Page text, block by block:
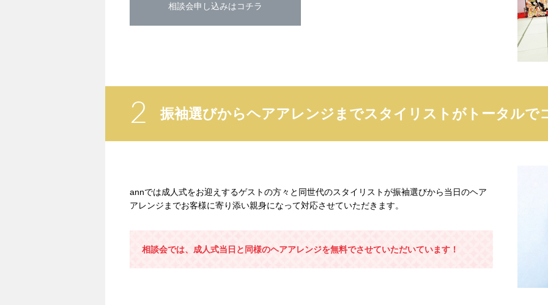
相談会申し込みはコチラ
2 振袖選びからヘアアレンジまでスタイリストがトータルで
annでは成人式をお迎えするゲストの方々と同世代のスタイリストが振袖選びから当日のヘア
アレンジまでお客様に寄り添い親身になって対応させていただきます。
相談会では、成人式当日と同様のヘアアレンジを無料でさせていただいています！